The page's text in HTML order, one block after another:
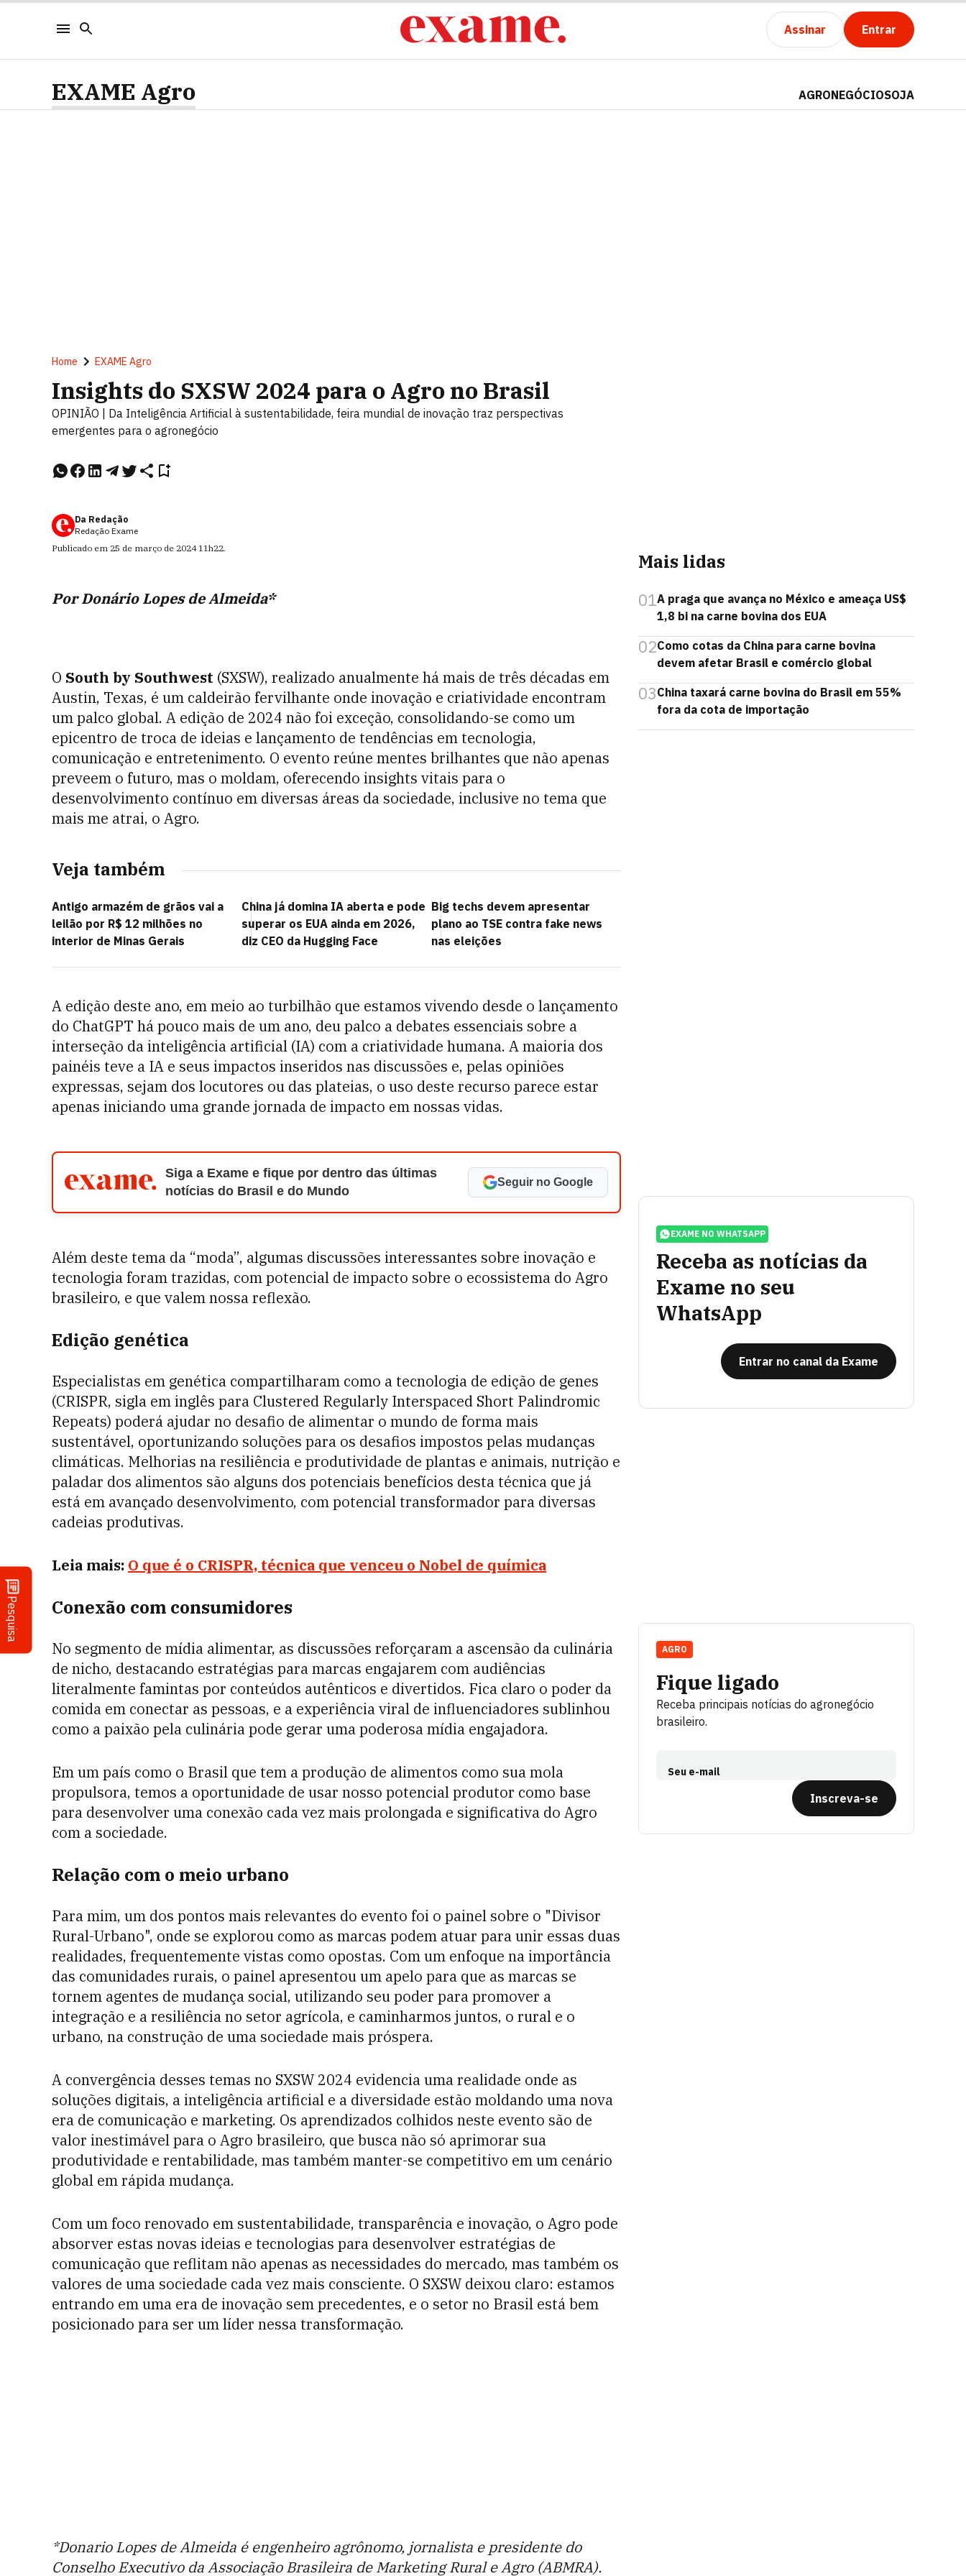
Assinar Entrar
Pesquisa
EXAME Agro AGRONEGÓCIOSOJA
Home EXAME Agro
Insights do SXSW 2024 para o Agro no Brasil
OPINIÃO | Da Inteligência Artificial à sustentabilidade, feira mundial de inovação traz perspectivas
emergentes para o agronegócio
Da Redação
Redação Exame
Publicado em 25 de março de 2024 11h22.
Por Donário Lopes de Almeida*
O South by Southwest (SXSW), realizado anualmente há mais de três décadas em
Austin, Texas, é um caldeirão fervilhante onde inovação e criatividade encontram
um palco global. A edição de 2024 não foi exceção, consolidando-se como um
epicentro de troca de ideias e lançamento de tendências em tecnologia,
comunicação e entretenimento. O evento reúne mentes brilhantes que não apenas
preveem o futuro, mas o moldam, oferecendo insights vitais para o
desenvolvimento contínuo em diversas áreas da sociedade, inclusive no tema que
mais me atrai, o Agro.
Veja também
Antigo armazém de grãos vai a
leilão por R$ 12 milhões no
interior de Minas Gerais
China já domina IA aberta e pode
superar os EUA ainda em 2026,
diz CEO da Hugging Face
Big techs devem apresentar
plano ao TSE contra fake news
nas eleições
A edição deste ano, em meio ao turbilhão que estamos vivendo desde o lançamento
do ChatGPT há pouco mais de um ano, deu palco a debates essenciais sobre a
interseção da inteligência artificial (IA) com a criatividade humana. A maioria dos
painéis teve a IA e seus impactos inseridos nas discussões e, pelas opiniões
expressas, sejam dos locutores ou das plateias, o uso deste recurso parece estar
apenas iniciando uma grande jornada de impacto em nossas vidas.
Siga a Exame e fique por dentro das últimas
notícias do Brasil e do Mundo
Seguir no Google
Além deste tema da “moda”, algumas discussões interessantes sobre inovação e
tecnologia foram trazidas, com potencial de impacto sobre o ecossistema do Agro
brasileiro, e que valem nossa reflexão.
Edição genética
Especialistas em genética compartilharam como a tecnologia de edição de genes
(CRISPR, sigla em inglês para Clustered Regularly Interspaced Short Palindromic
Repeats) poderá ajudar no desafio de alimentar o mundo de forma mais
sustentável, oportunizando soluções para os desafios impostos pelas mudanças
climáticas. Melhorias na resiliência e produtividade de plantas e animais, nutrição e
paladar dos alimentos são alguns dos potenciais benefícios desta técnica que já
está em avançado desenvolvimento, com potencial transformador para diversas
cadeias produtivas.
Leia mais: O que é o CRISPR, técnica que venceu o Nobel de química
Conexão com consumidores
No segmento de mídia alimentar, as discussões reforçaram a ascensão da culinária
de nicho, destacando estratégias para marcas engajarem com audiências
literalmente famintas por conteúdos autênticos e divertidos. Fica claro o poder da
comida em conectar as pessoas, e a experiência viral de influenciadores sublinhou
como a paixão pela culinária pode gerar uma poderosa mídia engajadora.
Em um país como o Brasil que tem a produção de alimentos como sua mola
propulsora, temos a oportunidade de usar nosso potencial produtor como base
para desenvolver uma conexão cada vez mais prolongada e significativa do Agro
com a sociedade.
Relação com o meio urbano
Para mim, um dos pontos mais relevantes do evento foi o painel sobre o "Divisor
Rural-Urbano", onde se explorou como as marcas podem atuar para unir essas duas
realidades, frequentemente vistas como opostas. Com um enfoque na importância
das comunidades rurais, o painel apresentou um apelo para que as marcas se
tornem agentes de mudança social, utilizando seu poder para promover a
integração e a resiliência no setor agrícola, e caminharmos juntos, o rural e o
urbano, na construção de uma sociedade mais próspera.
A convergência desses temas no SXSW 2024 evidencia uma realidade onde as
soluções digitais, a inteligência artificial e a diversidade estão moldando uma nova
era de comunicação e marketing. Os aprendizados colhidos neste evento são de
valor inestimável para o Agro brasileiro, que busca não só aprimorar sua
produtividade e rentabilidade, mas também manter-se competitivo em um cenário
global em rápida mudança.
Com um foco renovado em sustentabilidade, transparência e inovação, o Agro pode
absorver estas novas ideias e tecnologias para desenvolver estratégias de
comunicação que reflitam não apenas as necessidades do mercado, mas também os
valores de uma sociedade cada vez mais consciente. O SXSW deixou claro: estamos
entrando em uma era de inovação sem precedentes, e o setor no Brasil está bem
posicionado para ser um líder nessa transformação.
*Donario Lopes de Almeida é engenheiro agrônomo, jornalista e presidente do
Conselho Executivo da Associação Brasileira de Marketing Rural e Agro (ABMRA).
Mais lidas
01A praga que avança no México e ameaça US$
1,8 bi na carne bovina dos EUA
02Como cotas da China para carne bovina
devem afetar Brasil e comércio global
03China taxará carne bovina do Brasil em 55%
fora da cota de importação
EXAME NO WHATSAPP
Receba as notícias da
Exame no seu
WhatsApp
Entrar no canal da Exame
Fique ligado
Receba principais notícias do agronegócio
brasileiro.
Seu e-mail
Inscreva-se
AGRO